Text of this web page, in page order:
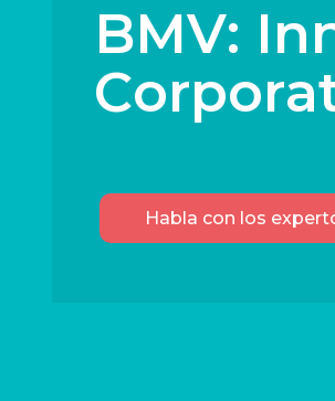
BMV: In
Corpora
Habla con los